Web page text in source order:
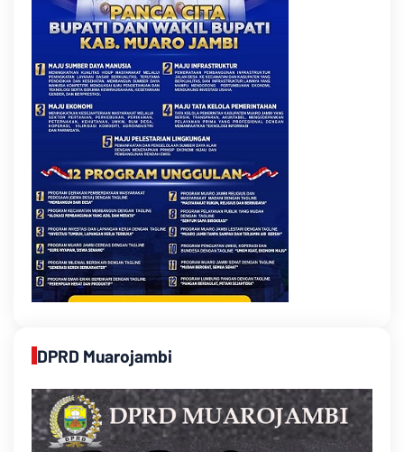
DPRD Muarojambi